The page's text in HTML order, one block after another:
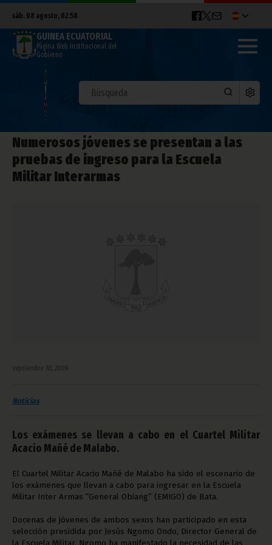
sáb. 08 agosto, 02:58
GUINEA ECUATORIAL
Página Web Institucional del
Gobierno
Numerosos jóvenes se presentan a las
pruebas de ingreso para la Escuela
Militar Interarmas
septiembre 10, 2009
Noticias
Los exámenes se llevan a cabo en el Cuartel Militar
Acacio Mañé de Malabo.
El Cuartel Militar Acacio Mañé de Malabo ha sido el escenario de
los exámenes que llevan a cabo para ingresar en la Escuela
Militar Inter Armas “General Obiang” (EMIGO) de Bata.
Docenas de jóvenes de ambos sexos han participado en esta
selección presidida por Jesús Ngomo Ondo, Director General de
la Escuela Militar. Ngomo ha manifestado la necesidad de las